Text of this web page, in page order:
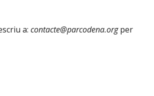
a:contacte@parcodena.orgper